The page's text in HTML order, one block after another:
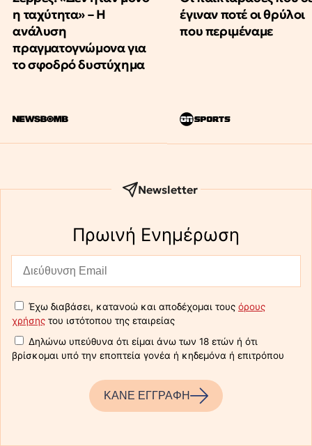
η ταχύτητα» – Η
ανάλυση
πραγματογνώμονα για
το σφοδρό δυστύχημα
έγιναν ποτέ οι θρύλοι
που περιμέναμε
Newsletter
Πρωινή Eνημέρωση
Έχω διαβάσει, κατανοώ και αποδέχομαι τους όρους
χρήσης του ιστότοπου της εταιρείας
Δηλώνω υπεύθυνα ότι είμαι άνω των 18 ετών ή ότι
βρίσκομαι υπό την εποπτεία γονέα ή κηδεμόνα ή επιτρόπου
ΚΑΝΕ ΕΓΓΡΑΦΗ